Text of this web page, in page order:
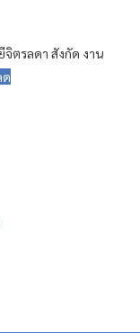
ตรลดา สังกัด งาน
ด